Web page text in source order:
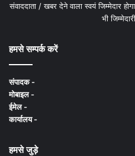
संवाददाता / खबर देने वाला स्वयं जिम्मेदार
भी
हमसे सम्पर्क करें
संपादक -
मोबाइल -
ईमेल -
कार्यालय -
हमसे जुड़े